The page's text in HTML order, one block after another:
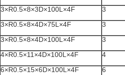
3×R0.5×8×3D×100L×4F
3
3×R0.5×8×4D×75L×4F
3
3×R0.5×8×4D×100L×4F
3
4×R0.5×11×4D×100L×4F
4
6×R0.5×15×6D×100L×4F
6